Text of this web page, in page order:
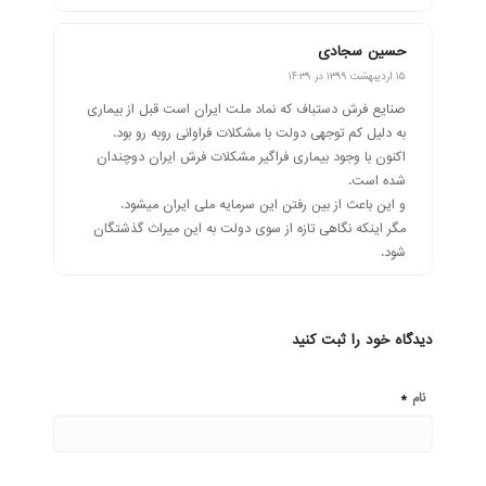
حسین سجادی
گفته:
۱۵ اردیبهشت ۱۳۹۹ در ۱۴:۳۹
صنایع فرش دستباف که نماد ملت ایران است قبل از بیماری
به دلیل کم توجهی دولت با مشکلات فراوانی روبه رو بود.
اکنون با وجود بیماری فراگیر مشکلات فرش ایران دوچندان
شده است.
و این باعث از بین رفتن این سرمایه ملی ایران میشود.
مگر اینکه نگاهی تازه از سوی دولت به این میراث گذشتگان
شود.
دیدگاه خود را ثبت کنید
نام *